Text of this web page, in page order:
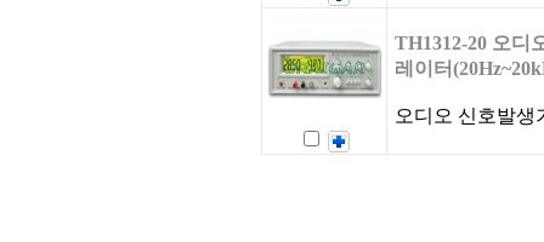
TH1312-20 오디
레이터
오디오 신호발생